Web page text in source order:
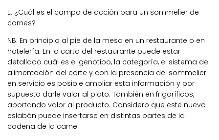
E: ¿Cuál es el campo de acción para un sommelier de
carnes?
NB: En principio al pie de la mesa en un restaurante o en
hotelería. En la carta del restaurante puede estar
detallado cuál es el genotipo, la categoría, el sistema de
alimentación del corte y con la presencia del sommelier
en servicio es posible ampliar esta información y por
supuesto darle valor al plato. También en frigoríficos,
aportando valor al producto. Considero que este nuevo
eslabón puede insertarse en distintas partes de la
cadena de la carne.